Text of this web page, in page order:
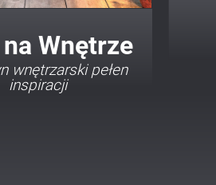
Twój Styl
i inspiracje w
stylach